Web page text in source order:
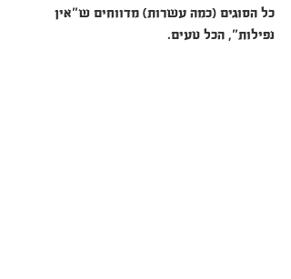
כל הסוגים (כמה עשרות) מדווחים ש"אין
נפילות", הכל טעים.